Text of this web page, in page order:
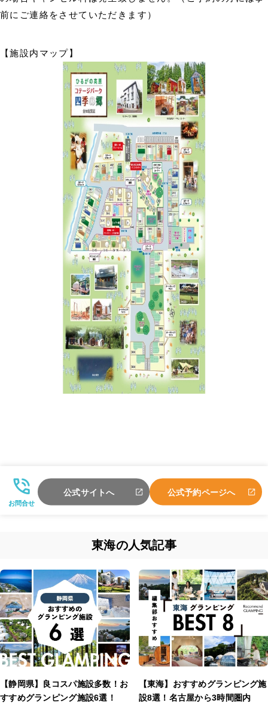
前にご連絡をさせていただきます）
【施設内マップ】
お問合せ
公式サイトへ 公式予約ページへ
東海の人気記事
【静岡県】良コスパ施設多数！お
すすめグランピング施設6選！
【東海】おすすめグランピング施
設8選！名古屋から3時間圏内